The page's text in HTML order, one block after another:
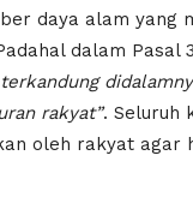
daya alam yang
dalam Pasal
rakyat”. Seluruh
oleh rakyat agar